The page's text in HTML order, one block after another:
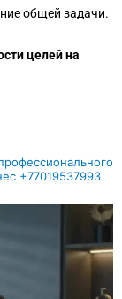
общей задачи.
целей на
+77019537993